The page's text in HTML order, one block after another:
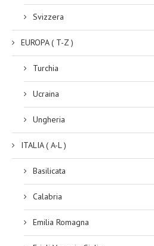
Svizzera
EUROPA ( T-Z )
Turchia
Ucraina
Ungheria
ITALIA ( A-L )
Basilicata
Calabria
Emilia Romagna